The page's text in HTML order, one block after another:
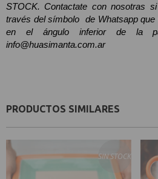
STOCK. Contactate con nosotras
través del símbolo  de Whatsapp
info@huasimanta.com.ar
PRODUCTOS SIMILARES
SIN STOCK